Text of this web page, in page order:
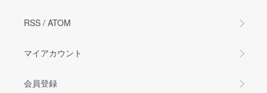
RSS / ATOM
マイアカウント
会員登録